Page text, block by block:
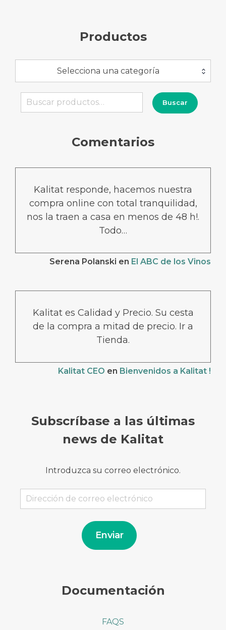
Productos
Selecciona una categoría
Buscar
Buscar
Comentarios
Kalitat responde, hacemos nuestra
compra online con total tranquilidad,
nos la traen a casa en menos de 48 h!.
Todo…
Serena Polanski en El ABC de los Vinos
Kalitat es Calidad y Precio. Su cesta
de la compra a mitad de precio. Ir a
Tienda.
Kalitat CEO en Bienvenidos a Kalitat !
Subscríbase a las últimas
news de Kalitat
Introduzca su correo electrónico.
Dirección
de
Enviar
Documentación
FAQS